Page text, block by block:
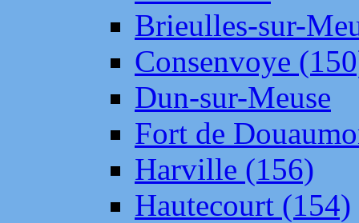
Brieulles-sur-
Consenvoye
Dun-sur-Meuse
Fort de
Harville (156)
Hautecourt (154)